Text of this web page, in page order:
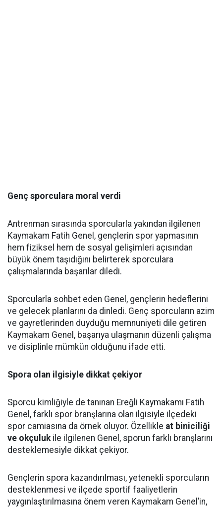
Genç sporculara moral verdi
Antrenman sırasında sporcularla yakından ilgilenen
Kaymakam Fatih Genel, gençlerin spor yapmasının
hem fiziksel hem de sosyal gelişimleri açısından
büyük önem taşıdığını belirterek sporculara
çalışmalarında başarılar diledi.
Sporcularla sohbet eden Genel, gençlerin hedeflerini
ve gelecek planlarını da dinledi. Genç sporcuların azim
ve gayretlerinden duyduğu memnuniyeti dile getiren
Kaymakam Genel, başarıya ulaşmanın düzenli çalışma
ve disiplinle mümkün olduğunu ifade etti.
Spora olan ilgisiyle dikkat çekiyor
Sporcu kimliğiyle de tanınan Ereğli Kaymakamı Fatih
Genel, farklı spor branşlarına olan ilgisiyle ilçedeki
spor camiasına da örnek oluyor. Özellikle at biniciliği
ve okçulukile ilgilenen Genel, sporun farklı branşlarını
desteklemesiyle dikkat çekiyor.
Gençlerin spora kazandırılması, yetenekli sporcuların
desteklenmesi ve ilçede sportif faaliyetlerin
yaygınlaştırılmasına önem veren Kaymakam Genel’in,